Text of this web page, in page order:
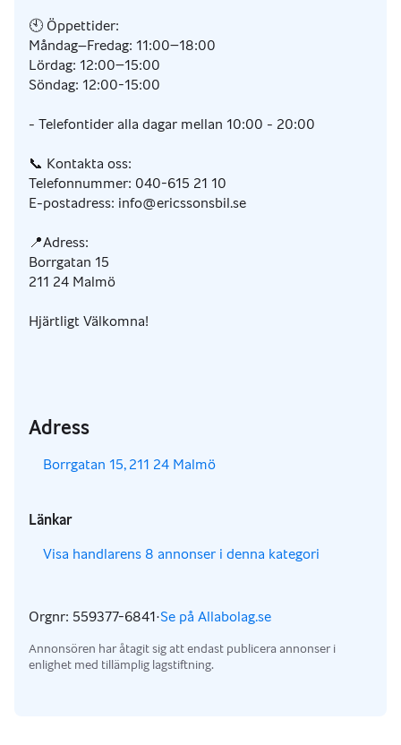
🕙 Öppettider:
Måndag–Fredag: 11:00–18:00
Lördag: 12:00–15:00
Söndag: 12:00-15:00
- Telefontider alla dagar mellan 10:00 - 20:00
📞 Kontakta oss:
Telefonnummer: 040-615 21 10
E-postadress: info@ericssonsbil.se
📍Adress:
Borrgatan 15
211 24 Malmö
Hjärtligt Välkomna!
Adress
Borrgatan 15, 211 24 Malmö
Länkar
Visa handlarens 8 annonser i denna kategori
Orgnr: 559377-6841·Se på Allabolag.se
,
Annonsören har åtagit sig att endast publicera annonser i
enlighet med tillämplig lagstiftning.